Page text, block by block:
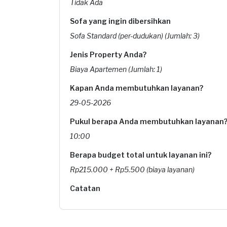
Tidak Ada
Sofa yang ingin dibersihkan
Sofa Standard (per-dudukan) (Jumlah: 3)
Jenis Property Anda?
Biaya Apartemen (Jumlah: 1)
Kapan Anda membutuhkan layanan?
29-05-2026
Pukul berapa Anda membutuhkan layanan?
10:00
Berapa budget total untuk layanan ini?
Rp215.000 + Rp5.500 (biaya layanan)
Catatan